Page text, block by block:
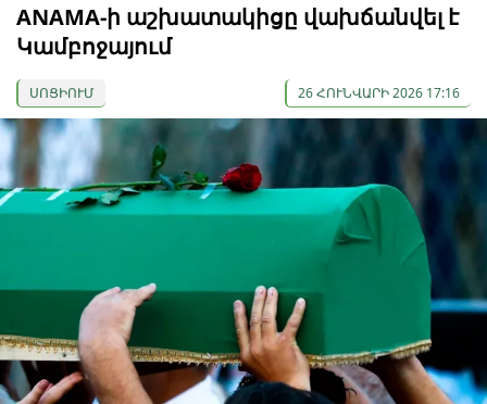
ANAMA-ի աշխատակիցը վախճանվել է
Կամբոջայում
ՍՈՑԻՈՒՄ 26 ՀՈՒՆՎԱՐԻ 2026 17:16